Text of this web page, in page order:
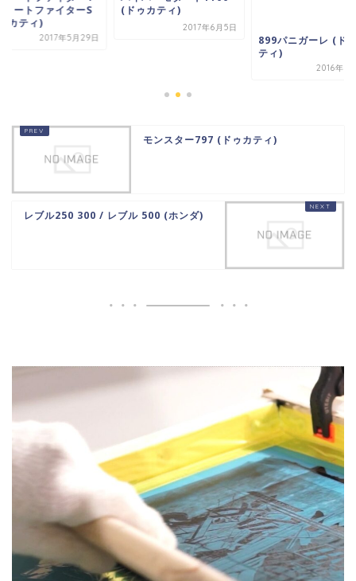
リートファイターS
カティ)
2017年5月29日
(ドゥカティ)
2017年6月5日
899パニガーレ (ド
ティ)
2016年8
モンスター797 (ドゥカティ)
レブル250 300 / レブル 500 (ホンダ)